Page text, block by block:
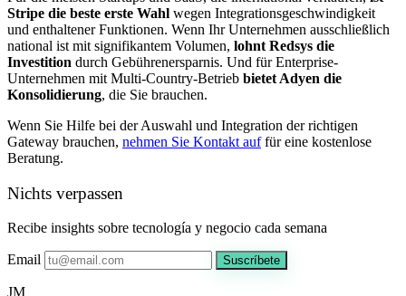
Stripe die beste erste Wahl wegen Integrationsgeschwindigkeit
und enthaltener Funktionen. Wenn Ihr Unternehmen ausschließlich
national ist mit signifikantem Volumen, lohnt Redsys die
Investition durch Gebührenersparnis. Und für Enterprise-
Unternehmen mit Multi-Country-Betrieb bietet Adyen die
Konsolidierung, die Sie brauchen.
Wenn Sie Hilfe bei der Auswahl und Integration der richtigen
Gateway brauchen, nehmen Sie Kontakt auffür eine kostenlose
Beratung.
Nichts verpassen
Recibe insights sobre tecnología y negocio cada semana
Email Suscríbete
JM